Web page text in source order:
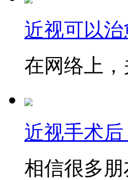
近视可以
在网络上
近视手术
相信很多